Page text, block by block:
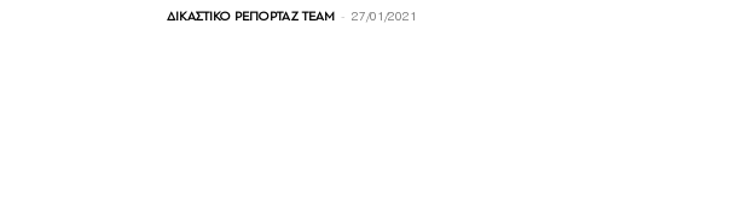
ΔΙΚΑΣΤΙΚΟ ΡΕΠΟΡΤΑΖ TEAM - 27/01/2021